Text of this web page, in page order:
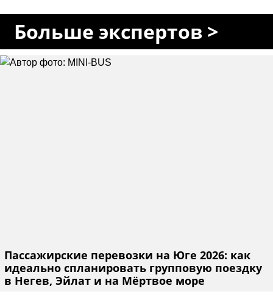
Больше экспертов >
Пассажирские перевозки на Юге 2026: как
идеально спланировать групповую поездку
в Негев, Эйлат и на Мёртвое море